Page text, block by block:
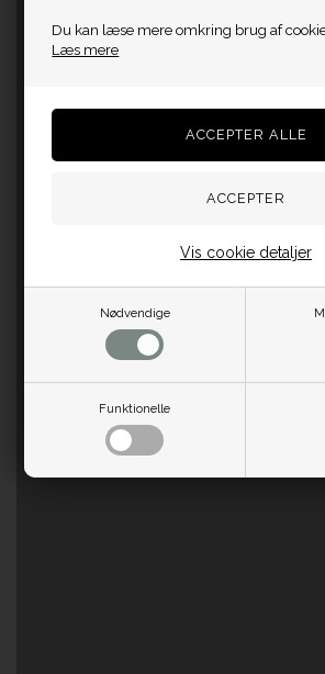
Du kan læse mere omkring brug af
Læs mere
Nødvendige
Funktionelle
Vis cookie detaljer